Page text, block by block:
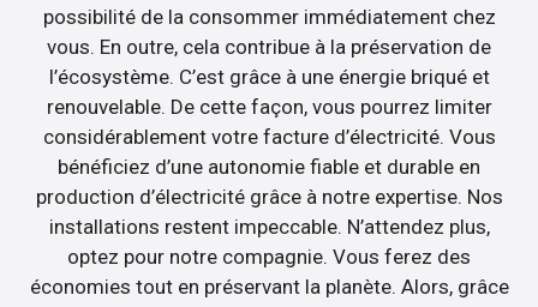
possibilité de la consommer immédiatement chez
vous. En outre, cela contribue à la préservation de
l’écosystème. C’est grâce à une énergie briqué et
renouvelable. De cette façon, vous pourrez limiter
considérablement votre facture d’électricité. Vous
bénéficiez d’une autonomie fiable et durable en
production d’électricité grâce à notre expertise. Nos
installations restent impeccable. N’attendez plus,
optez pour notre compagnie. Vous ferez des
économies tout en préservant la planète. Alors, grâce